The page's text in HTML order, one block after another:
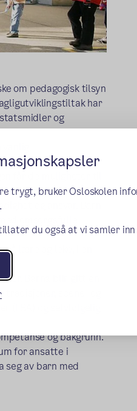
trygt, bruker Osloskolen
du også at vi samler
om pedagogisk tilsyn
har
og
om at ved å tillate
får de muligheter til
av den
og ansvar. Barn
omsorgsfulle
lære og leke, i en
Barna blir gitt en
scene- og
og selvfølgelig
og bakgrunn.
for ansatte i
seg av barn med